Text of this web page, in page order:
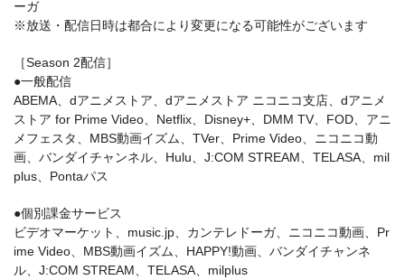
ーガ
※放送・配信日時は都合により変更になる可能性がございます
［Season 2配信］
●一般配信
ABEMA、dアニメストア、dアニメストア ニコニコ支店、dアニメ
ストア for Prime Video、Netflix、Disney+、DMM TV、FOD、アニ
メフェスタ、MBS動画イズム、TVer、Prime Video、ニコニコ動
画、バンダイチャンネル、Hulu、J:COM STREAM、TELASA、mil
plus、Pontaパス
●個別課金サービス
ビデオマーケット、music.jp、カンテレドーガ、ニコニコ動画、Pr
ime Video、MBS動画イズム、HAPPY!動画、バンダイチャンネ
ル、J:COM STREAM、TELASA、milplus